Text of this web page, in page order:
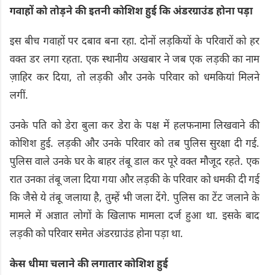
गवाहों को तोड़ने की इतनी कोशिश हुई कि अंडरग्राउंड होना पड़ा
इस बीच गवाहों पर दबाव बना रहा. दोनों लड़कियों के परिवारों को हर
वक्त डर लगा रहता. एक स्थानीय अखबार ने जब एक लड़की का नाम
ज़ाहिर कर दिया, तो लड़की और उनके परिवार को धमकियां मिलने
लगीं.
उनके पति को डेरा बुला कर डेरा के पक्ष में हलफनामा लिखवाने की
कोशिश हुई. लड़की और उनके परिवार को तब पुलिस सुरक्षा दी गई.
पुलिस वाले उनके घर के बाहर तंबू डाल कर पूरे वक्त मौजूद रहते. एक
रात उनका तंबू जला दिया गया और लड़की के परिवार को धमकी दी गई
कि जैसे ये तंबू जलाया है, तुम्हें भी जला देंगे. पुलिस का टेंट जलाने के
मामले में अज्ञात लोगों के खिलाफ मामला दर्ज हुआ था. इसके बाद
लड़की को परिवार समेत अंडरग्राउंड होना पड़ा था.
केस धीमा चलाने की लगातार कोशिश हुई